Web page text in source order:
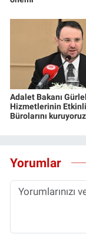
Adalet Bakanı
Hizmetlerinin
Bürolarını
Yorumlar